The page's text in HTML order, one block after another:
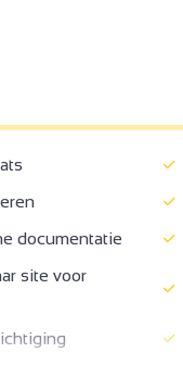
documentatie
site voor